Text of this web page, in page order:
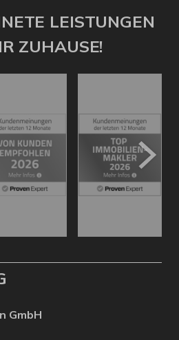
LEISTUNGEN
ZUHAUSE!
GmbH